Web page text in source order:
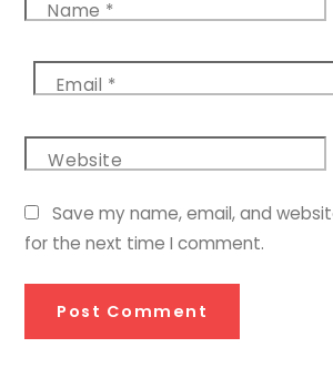
Name *
Email *
Website
Save my name, email, and
for the next time I comment.